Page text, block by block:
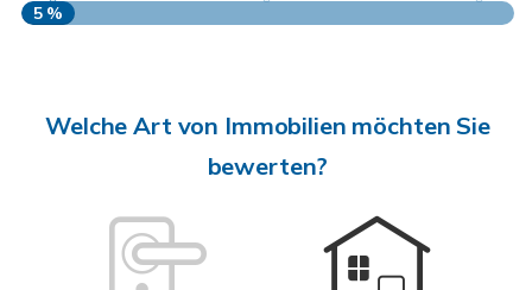
5 %
Welche Art von Immobilien möchten Sie
bewerten?